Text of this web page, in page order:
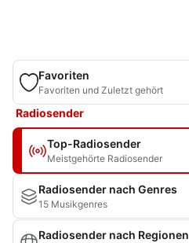
Favoriten
Favoriten und Zuletzt gehört
Radiosender
Top-Radiosender
Meistgehörte Radiosender
Radiosender nach Genres
15 Musikgenres
Radiosender nach Regionen